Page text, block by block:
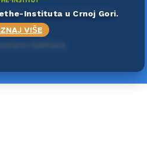
Instituta u Crnoj Gori.
VIŠE